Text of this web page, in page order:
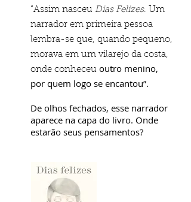
“Assim nasceu Dias Felizes. Um
narrador em primeira pessoa
lembra-se que, quando pequeno,
morava em um vilarejo da costa,
onde conheceu outro menino,
por quem logo se encantou”.
De olhos fechados, esse narrador
aparece na capa do livro. Onde
estarão seus pensamentos?